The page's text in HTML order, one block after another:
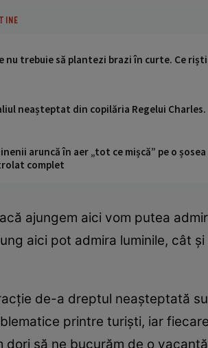
nu trebuie să plantezi brazi în curte. Ce
neașteptat din copilăria Regelui
aruncă în aer „tot ce mișcă” pe o
complet
ajungem aici vom putea
aici pot admira luminile, cât
de-a dreptul neașteptată
printre turiști, iar
dori să ne bucurăm de o